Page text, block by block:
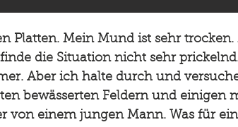
Platten. Mein Mund ist sehr trocken.
die Situation nicht sehr
Aber ich halte durch und
bewässerten Feldern und einigen
von einem jungen Mann. Was für ein